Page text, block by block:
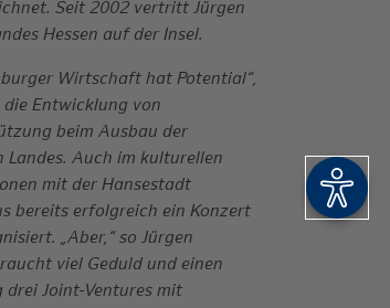
Seit 2002 vertritt Jürgen
Hessen auf der Insel.
Wirtschaft hat Potential“,
Entwicklung von
beim Ausbau der
Auch im kulturellen
mit der Hansestadt
bereits erfolgreich ein Konzert
„Aber,“ so Jürgen
viel Geduld und einen
drei Joint-Ventures mit